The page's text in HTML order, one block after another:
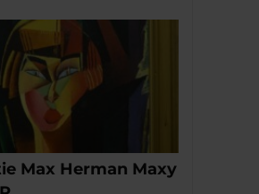
Max Herman Maxy